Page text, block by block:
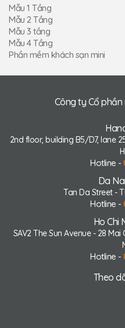
Mẫu 1 Tầng
Mẫu 2 Tầng
Mẫu 3 tầng
Mẫu 4 Tầng
Phần mềm khách sạn mini
Công ty Cổ phần
2nd floor, building B5/D7, lane
Hotline -
Da
Tan Da Street -
Hotline -
Ho Chi
SAV2 The Sun Avenue - 28 Mai
Hotline -
Theo